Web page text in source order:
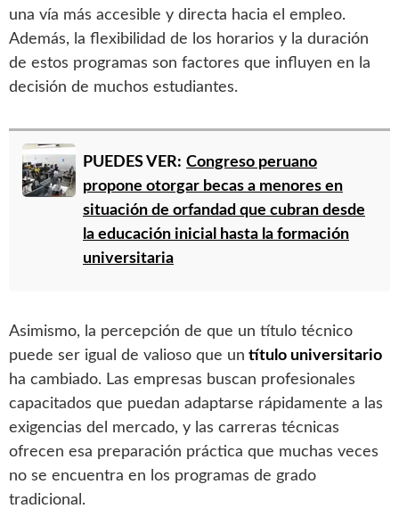
una vía más accesible y directa hacia el empleo.
Además, la flexibilidad de los horarios y la duración
de estos programas son factores que influyen en la
decisión de muchos estudiantes.
PUEDES VER: Congreso peruano
propone otorgar becas a menores en
situación de orfandad que cubran desde
la educación inicial hasta la formación
universitaria
Asimismo, la percepción de que un título técnico
puede ser igual de valioso que un título universitario
ha cambiado. Las empresas buscan profesionales
capacitados que puedan adaptarse rápidamente a las
exigencias del mercado, y las carreras técnicas
ofrecen esa preparación práctica que muchas veces
no se encuentra en los programas de grado
tradicional.